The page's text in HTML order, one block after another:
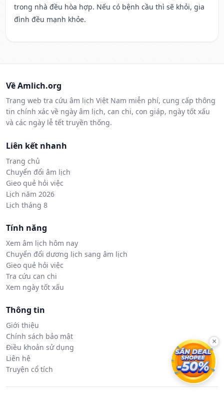
trong nhà đều hòa hợp. Nếu có bệnh cầu thì sẽ khỏi, gia
đình đều mạnh khỏe.
Về Amlich.org
Trang web tra cứu âm lịch Việt Nam miễn phí, cung cấp thông
tin chính xác về ngày âm lịch, can chi, con giáp, ngày tốt xấu
và các ngày lễ tết truyền thống.
Liên kết nhanh
Trang chủ
Chuyển đổi âm lịch
Gieo quẻ hỏi việc
Lịch năm 2026
Lịch tháng 8
Tính năng
Xem âm lịch hôm nay
Chuyển đổi dương lịch sang âm lịch
Gieo quẻ hỏi việc
Tra cứu can chi
Xem ngày tốt xấu
Thông tin
Giới thiệu
Chính sách bảo mật
Điều khoản sử dụng
Liên hệ
Truyện cổ tích
×